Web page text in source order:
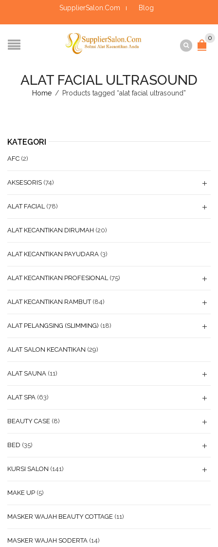
SupplierSalon.Com Blog
0
ALAT FACIAL ULTRASOUND
Home / Products tagged “alat facial ultrasound”
KATEGORI
AFC (2)
AKSESORIS (74)
ALAT FACIAL (78)
ALAT KECANTIKAN DIRUMAH (20)
ALAT KECANTIKAN PAYUDARA (3)
ALAT KECANTIKAN PROFESIONAL (75)
ALAT KECANTIKAN RAMBUT (84)
ALAT PELANGSING (SLIMMING) (18)
ALAT SALON KECANTIKAN (29)
ALAT SAUNA (11)
ALAT SPA (63)
BEAUTY CASE (8)
BED (35)
KURSI SALON (141)
MAKE UP (5)
MASKER WAJAH BEAUTY COTTAGE (11)
MASKER WAJAH SODERTA (14)